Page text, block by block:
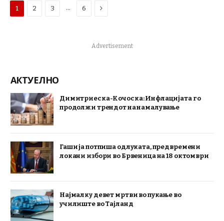
1 2 3 … 6 Next
Advertisement
АКТУЕЛНО
Димитриеска-Кочоска: Инфлацијата го
продолжи трендот на намалување
Гаши ја потпиша одлуката, предвремени
локани избори во Брвеница на 18 октомври
Најмалку девет мртви во пукање во
училиште во Тајланд